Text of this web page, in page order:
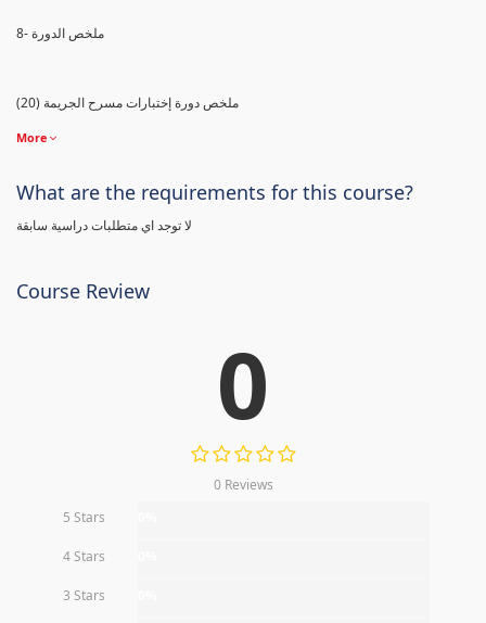
8- ملخص الدورة
(20) ملخص دورة إختبارات مسرح الجريمة
More
What are the requirements for this course?
لا توجد اي متطلبات دراسية سابقة
Course Review
0
0 Reviews
5 Stars
4 Stars
3 Stars